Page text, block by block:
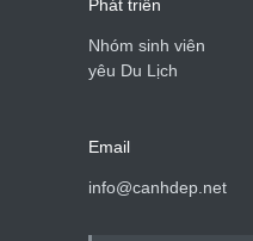
Phát triển
Nhóm sinh viên
yêu Du Lịch
Email
info@canhdep.net